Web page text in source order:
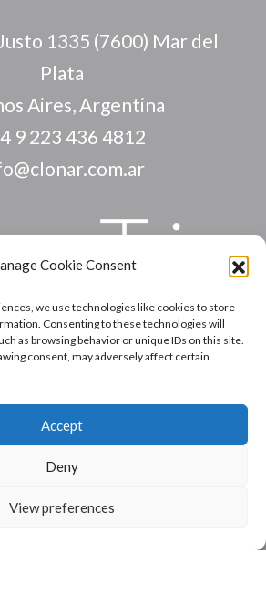
Cookie Consent
we use technologies like cookies to store
Consenting to these technologies will
as browsing behavior or unique IDs on this site.
consent, may adversely affect certain
Accept
Deny
View preferences
1335 (7600) Mar del
Plata
Aires, Argentina
9 223 436 4812
INICIO
NOSOTROS
EMPRENDEDORES
CONTACTO